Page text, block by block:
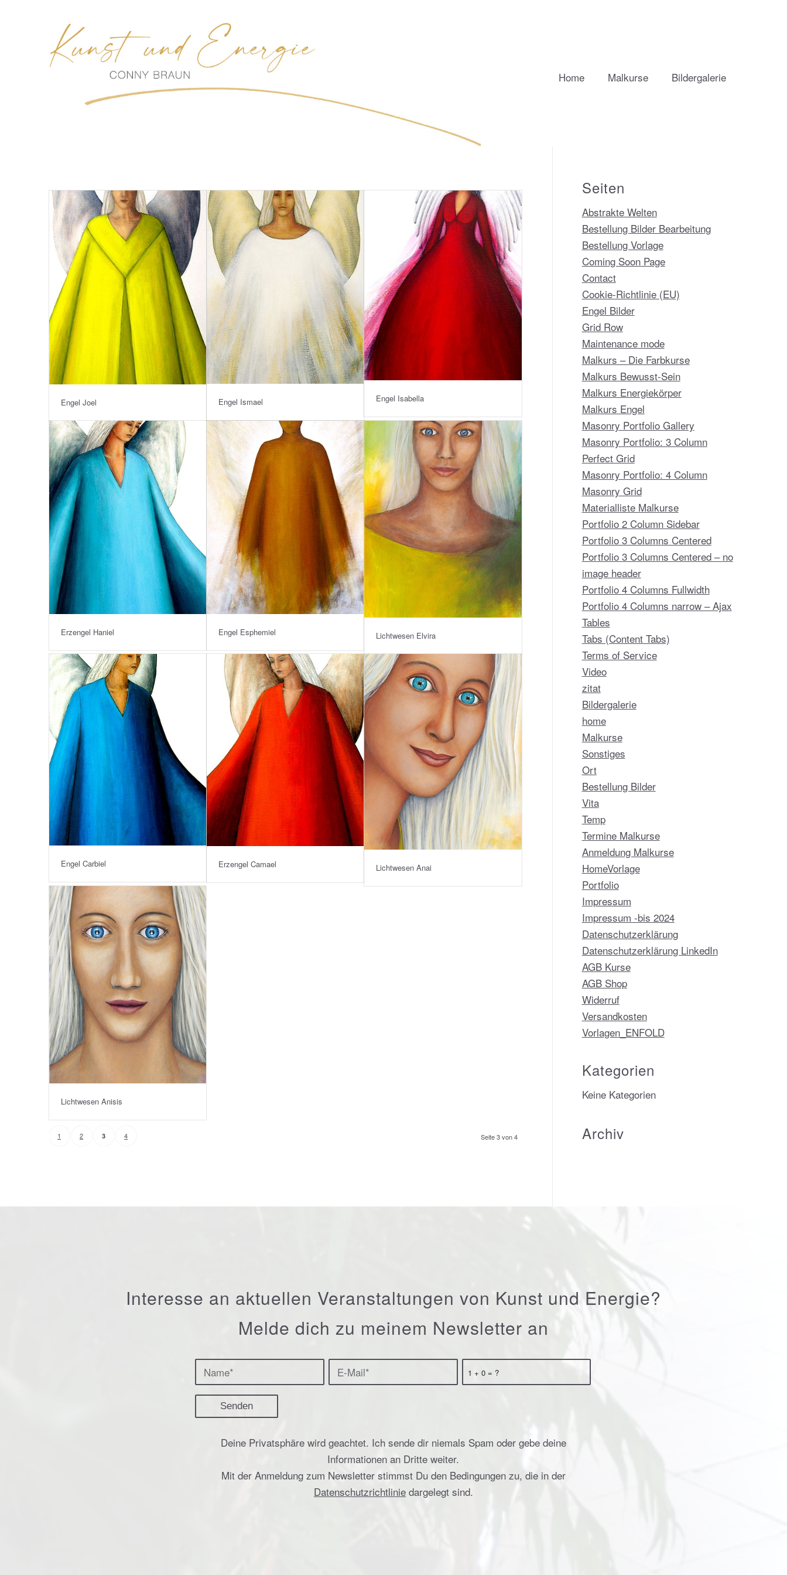
Home Malkurse Bildergalerie
Engel Joel Engel Ismael Engel Isabella
Erzengel Haniel Engel Esphemiel Lichtwesen Elvira
Engel Carbiel Erzengel Camael Lichtwesen Anai
Lichtwesen Anisis
Seite 3 von 4
1 2 3 4
Seiten
Abstrakte Welten
Bestellung Bilder Bearbeitung
Bestellung Vorlage
Coming Soon Page
Contact
Cookie-Richtlinie (EU)
Engel Bilder
Grid Row
Maintenance mode
Malkurs – Die Farbkurse
Malkurs Bewusst-Sein
Malkurs Energiekörper
Malkurs Engel
Masonry Portfolio Gallery
Masonry Portfolio: 3 Column
Perfect Grid
Masonry Portfolio: 4 Column
Masonry Grid
Materialliste Malkurse
Portfolio 2 Column Sidebar
Portfolio 3 Columns Centered
Portfolio 3 Columns Centered – no
image header
Portfolio 4 Columns Fullwidth
Portfolio 4 Columns narrow – Ajax
Tables
Tabs (Content Tabs)
Terms of Service
Video
zitat
Bildergalerie
home
Malkurse
Sonstiges
Ort
Bestellung Bilder
Vita
Temp
Termine Malkurse
Anmeldung Malkurse
HomeVorlage
Portfolio
Impressum
Impressum -bis 2024
Datenschutzerklärung
Datenschutzerklärung LinkedIn
AGB Kurse
AGB Shop
Widerruf
Versandkosten
Vorlagen_ENFOLD
Kategorien
Keine Kategorien
Archiv
Interesse an aktuellen Veranstaltungen von Kunst und Energie?
Melde dich zu meinem Newsletter an
1 + 0 = ?
Deine Privatsphäre wird geachtet. Ich sende dir niemals Spam oder gebe deine
Informationen an Dritte weiter.
Mit der Anmeldung zum Newsletter stimmst Du den Bedingungen zu, die in der
Datenschutzrichtliniedargelegt sind.